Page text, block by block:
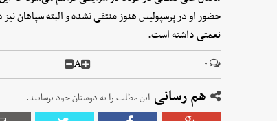
نعمتی داشته است.
۰ A
هم رسانی این مطلب را به دوستان خود برسانید.